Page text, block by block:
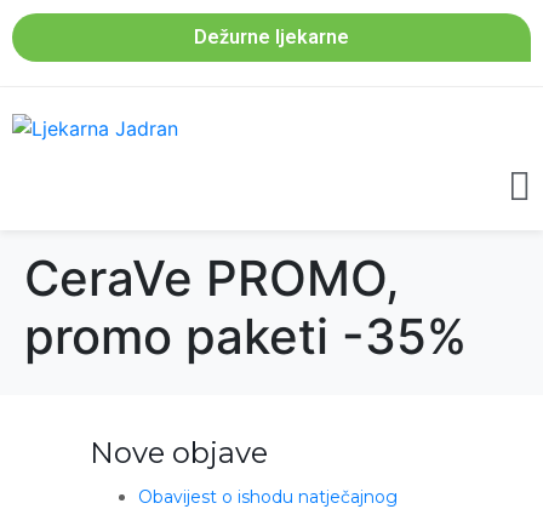
Dežurne ljekarne
CeraVe PROMO,
promo paketi -35%
Nove objave
Obavijest o ishodu natječajnog